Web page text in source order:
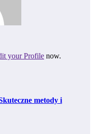
your Profile now.
metody i